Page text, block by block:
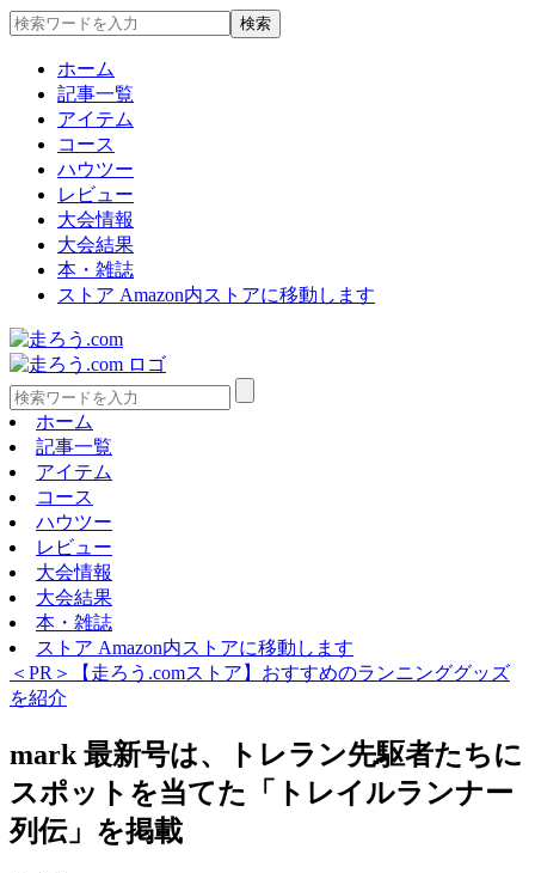
ホーム
記事一覧
アイテム
コース
ハウツー
レビュー
大会情報
大会結果
本・雑誌
ストア Amazon内ストアに移動します
ホーム
記事一覧
アイテム
コース
ハウツー
レビュー
大会情報
大会結果
本・雑誌
ストア Amazon内ストアに移動します
＜PR＞【走ろう.comストア】おすすめのランニンググッズ
を紹介
mark 最新号は、トレラン先駆者たちに
スポットを当てた「トレイルランナー
列伝」を掲載